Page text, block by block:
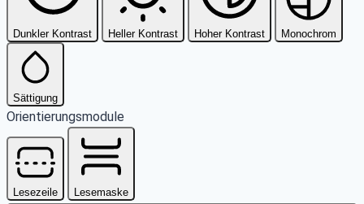
Dunkler Kontrast Heller Kontrast Hoher Kontrast Monochrom
Sättigung
Orientierungsmodule
Lesezeile
Lesemaske